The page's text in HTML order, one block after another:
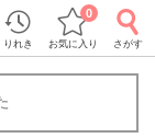
りれき お気に入り
0
さがす